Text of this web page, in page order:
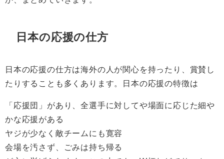
日本の応援の仕方
日本の応援の仕方は海外の人が関心を持ったり、賞賛し
たりすることも多くあります。日本の応援の特徴は
「応援団」があり、全選手に対してや場面に応じた細や
かな応援がある
ヤジが少なく敵チームにも寛容
会場を汚さず、ごみは持ち帰る